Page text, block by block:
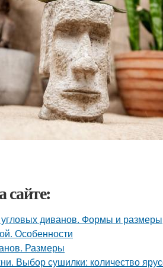
сайте:
диванов. Формы и размеры
Особенности
Размеры
Выбор сушилки: количество